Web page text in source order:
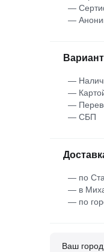
—
—
—
—
—
— СБП
— по
— в
— по
Ваш